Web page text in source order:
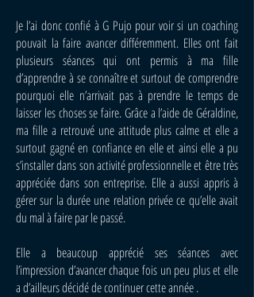
Je l’ai donc confié à G Pujo pour voir si un coaching
pouvait la faire avancer différemment. Elles ont fait
plusieurs séances qui ont permis à ma fille
d’apprendre à se connaître et surtout de comprendre
pourquoi elle n’arrivait pas à prendre le temps de
laisser les choses se faire. Grâce a l’aide de Géraldine,
ma fille a retrouvé une attitude plus calme et elle a
surtout gagné en confiance en elle et ainsi elle a pu
s’installer dans son activité professionnelle et être très
appréciée dans son entreprise. Elle a aussi appris à
gérer sur la durée une relation privée ce qu’elle avait
du mal à faire par le passé.
Elle a beaucoup apprécié ses séances avec
l’impression d’avancer chaque fois un peu plus et elle
a d’ailleurs décidé de continuer cette année .